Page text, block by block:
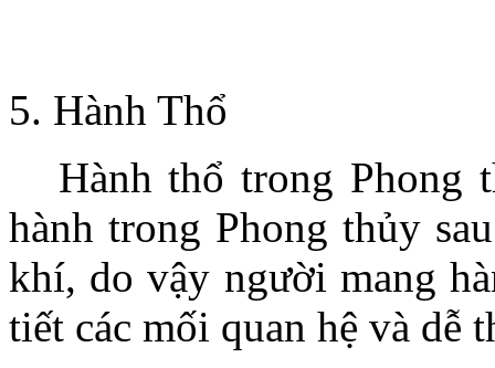
5. Hành Thổ
Hành thổ trong Phong
hành trong Phong thủy
khí, do vậy người mang
tiết các mối quan hệ và dễ
Căn hộ
MORNING STAR
Thạnh tọa lạc tại
Quốc lộ 13 phường
16,Quận Bình Thạnh
trong khuôn viên đất